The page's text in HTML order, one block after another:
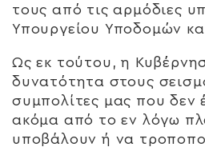
τους από τις αρμόδιες
Υπουργείου Υποδομών
Ως εκ τούτου, η
δυνατότητα στους
συμπολίτες μας που δεν
ακόμα από το εν λόγω
υποβάλουν ή να